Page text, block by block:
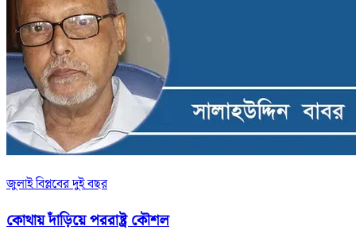
জুলাই বিপ্লবের দুই বছর
কোথায় দাঁড়িয়ে পররাষ্ট্র কৌশল